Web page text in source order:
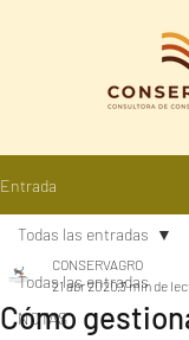
Entrada
Todas las entradas
NOTAS
Todas las entradas
Cómo
CONSERVAGRO
21 abr 20203 min de